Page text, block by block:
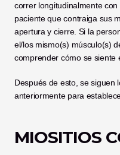
correr longitudinalmente con
paciente que contraiga sus
apertura y cierre. Si la
el/los mismo(s) músculo(s)
comprender cómo se siente
Después de esto, se siguen
anteriormente para
MIOSITIOS